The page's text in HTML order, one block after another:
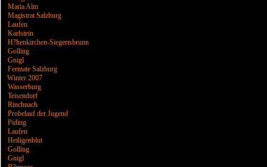
Maria Alm
Magistrat Salzburg
Laufen
Karlstein
H?henkirchen-Siegertsbrunn
Golling
Gnigl
Fermate Salzburg
Winter 2007
Wasserburg
Teisendorf
Rinchnach
Probelauf der Jugend
Piding
Laufen
Heiligenblut
Golling
Gnigl